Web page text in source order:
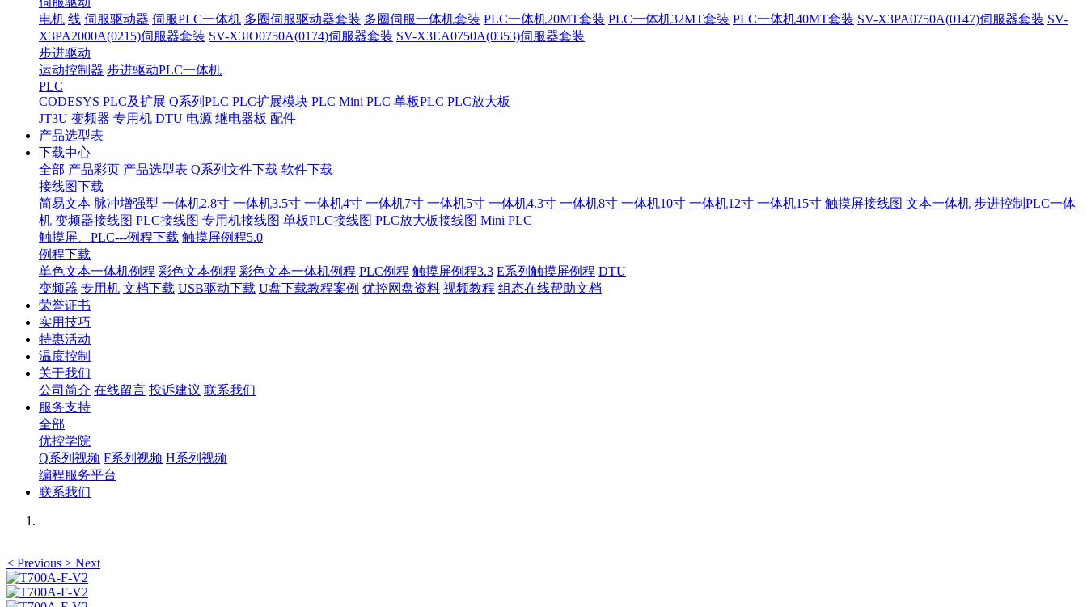
电机 线 伺服驱动器 伺服PLC一体机 多圈伺服驱动器套装 多圈伺服一体机套装 PLC一体机20MT套装 PLC一体机32MT套装 PLC一体机40MT套装 SV-X3PA0750A(0147)伺服器套装 SV-
X3PA2000A(0215)伺服器套装 SV-X3IO0750A(0174)伺服器套装 SV-X3EA0750A(0353)伺服器套装
步进驱动
运动控制器 步进驱动PLC一体机
PLC
CODESYS PLC及扩展 Q系列PLC PLC扩展模块 PLC Mini PLC 单板PLC PLC放大板
JT3U 变频器 专用机 DTU 电源 继电器板 配件
产品选型表
下载中心
全部 产品彩页 产品选型表 Q系列文件下载 软件下载
接线图下载
简易文本 脉冲增强型 一体机2.8寸 一体机3.5寸 一体机4寸 一体机7寸 一体机5寸 一体机4.3寸 一体机8寸 一体机10寸 一体机12寸 一体机15寸 触摸屏接线图 文本一体机 步进控制PLC一体
机 变频器接线图 PLC接线图 专用机接线图 单板PLC接线图 PLC放大板接线图 Mini PLC
触摸屏、PLC---例程下载 触摸屏例程5.0
例程下载
单色文本一体机例程 彩色文本例程 彩色文本一体机例程 PLC例程 触摸屏例程3.3 E系列触摸屏例程 DTU
变频器 专用机 文档下载 USB驱动下载 U盘下载教程案例 优控网盘资料 视频教程 组态在线帮助文档
荣誉证书
实用技巧
特惠活动
温度控制
关于我们
公司简介 在线留言 投诉建议 联系我们
服务支持
全部
优控学院
Q系列视频 F系列视频 H系列视频
编程服务平台
联系我们
< Previous > Next